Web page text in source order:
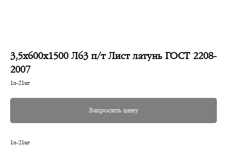
3,5х600х1500 Л63 п/т Лист латунь ГОСТ 2208-
2007
1л-21кг
Запросить цену
1л-21кг